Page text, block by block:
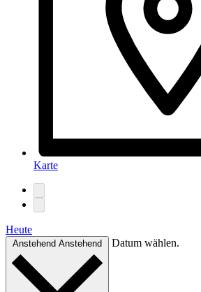
Karte
Heute
Anstehend Anstehend Datum wählen.